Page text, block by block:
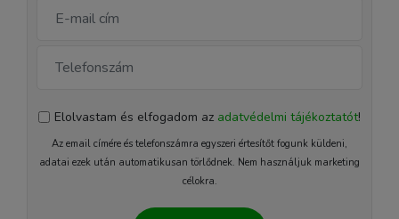
Elolvastam és elfogadom az adatvédelmi tájékoztatót!
Az email címére és telefonszámra egyszeri értesítőt fogunk küldeni,
adatai ezek után automatikusan törlődnek. Nem használjuk marketing
célokra.